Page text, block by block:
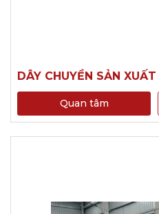
DÂY CHUYỀN SẢN
Quan tâm